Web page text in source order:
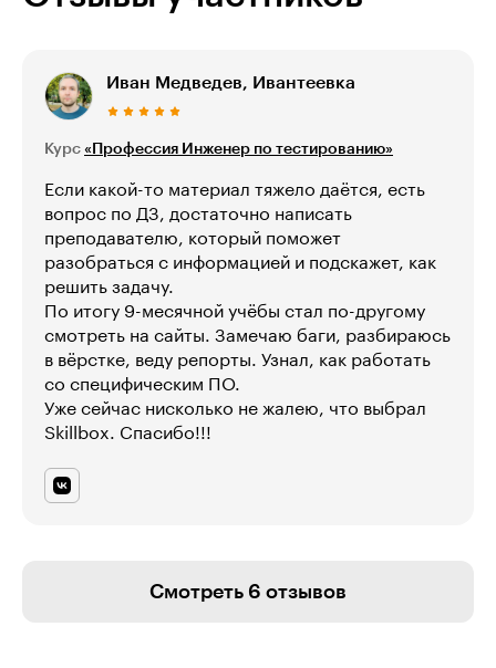
Иван Медведев, Ивантеевка
Курс «Профессия Инженер по тестированию»
Если какой-то материал тяжело даётся, есть
вопрос по ДЗ, достаточно написать
преподавателю, который поможет
разобраться с информацией и подскажет, как
решить задачу.
По итогу 9-месячной учёбы стал по-другому
смотреть на сайты. Замечаю баги, разбираюсь
в вёрстке, веду репорты. Узнал, как работать
со специфическим ПО.
Уже сейчас нисколько не жалею, что выбрал
Skillbox. Спасибо!!!
Смотреть 6 отзывов